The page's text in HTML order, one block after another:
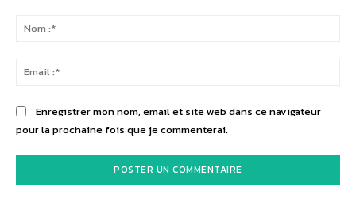
Enregistrer mon nom, email et site web dans ce navigateur
pour la prochaine fois que je commenterai.